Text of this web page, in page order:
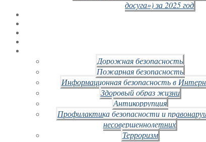
досуга») за 2025 год
Дорожная безопасность
Пожарная безопасность
Информационная безопасность в
Здоровый образ жизни
Антикоррупция
Профилактика безопасности и
несовершеннолетних
Терроризм